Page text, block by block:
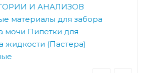
И АНАЛИЗОВ
материалы для забора
мочи Пипетки для
жидкости (Пастера)